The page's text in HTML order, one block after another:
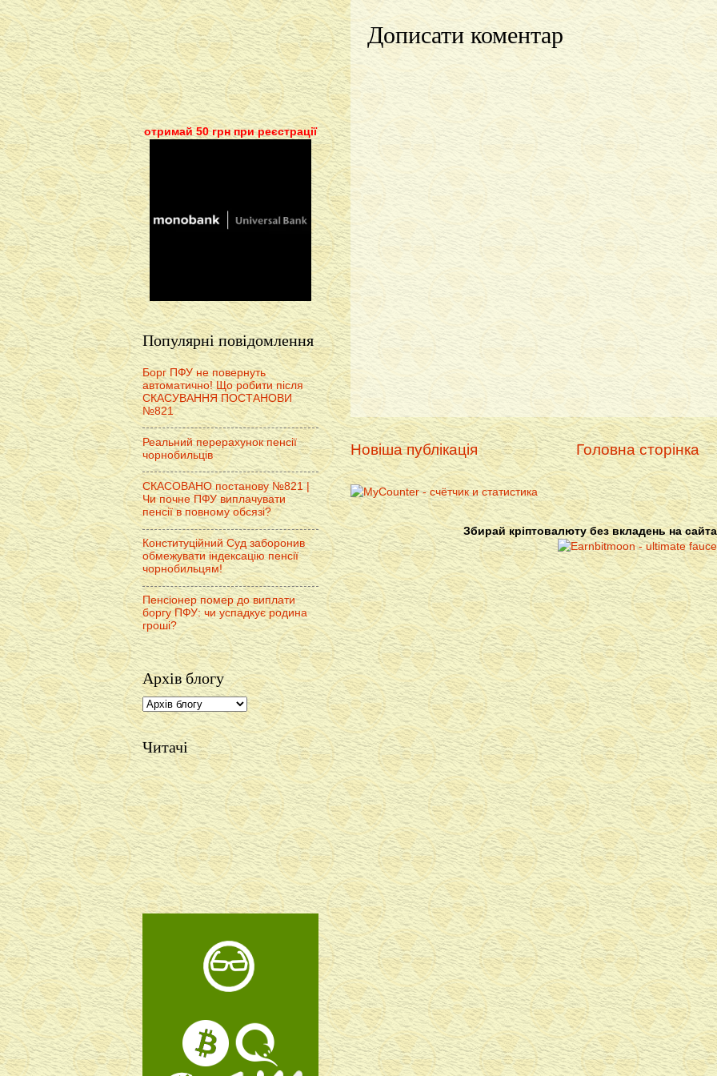
Дописати коментар
Новіша публікація Головна сторінка
Збирай кріптовалюту без вкладень на
отримай 50 грн при реєстрації
Популярні повідомлення
Борг ПФУ не повернуть
автоматично! Що робити після
СКАСУВАННЯ ПОСТАНОВИ
№821
Реальний перерахунок пенсії
чорнобильців
СКАСОВАНО постанову №821 |
Чи почне ПФУ виплачувати
пенсії в повному обсязі?
Конституційний Суд заборонив
обмежувати індексацію пенсії
чорнобильцям!
Пенсіонер помер до виплати
боргу ПФУ: чи успадкує родина
гроші?
Архів блогу
Читачі